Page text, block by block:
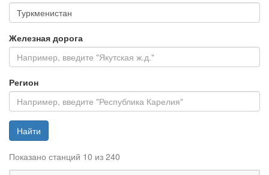
Железная дорога
Регион
Найти
Показано станций 10 из 240